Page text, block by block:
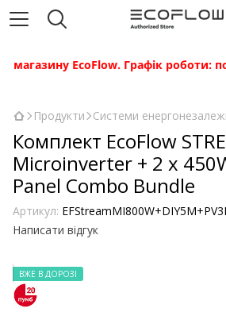
EcoFlow. Графік роботи:
Продукти Системи
Комплект EcoFlow
Microinverter + 2 x
Panel Combo Bundle
Артикул:
Написати відгук
ВЖЕ В ДОРОЗІ